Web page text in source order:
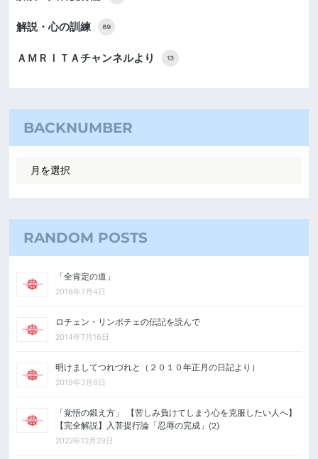
解説・心の訓練 89
ＡＭＲＩＴＡチャンネルより 13
BACKNUMBER
RANDOM POSTS
「全肯定の道」
2018年7月4日
ロチェン・リンポチェの伝記を読んで
2014年7月16日
明けましてつれづれと（２０１０年正月の日記より）
2019年3月8日
「覚悟の鍛え方」 【苦しみ負けてしまう心を克服したい人へ】
【完全解説】入菩提行論「忍辱の完成」(2)
2022年12月29日